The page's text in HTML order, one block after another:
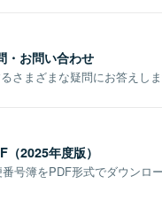
・お問い合わせ
さまざまな疑問にお答えしま
2025年度版）
号簿をPDF形式でダウンロ